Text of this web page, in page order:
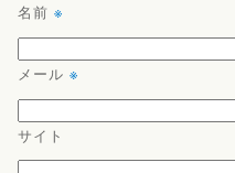
名前 ※
メール ※
サイト